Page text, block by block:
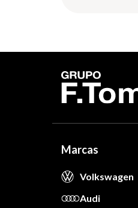
Marcas
Volkswagen
Audi